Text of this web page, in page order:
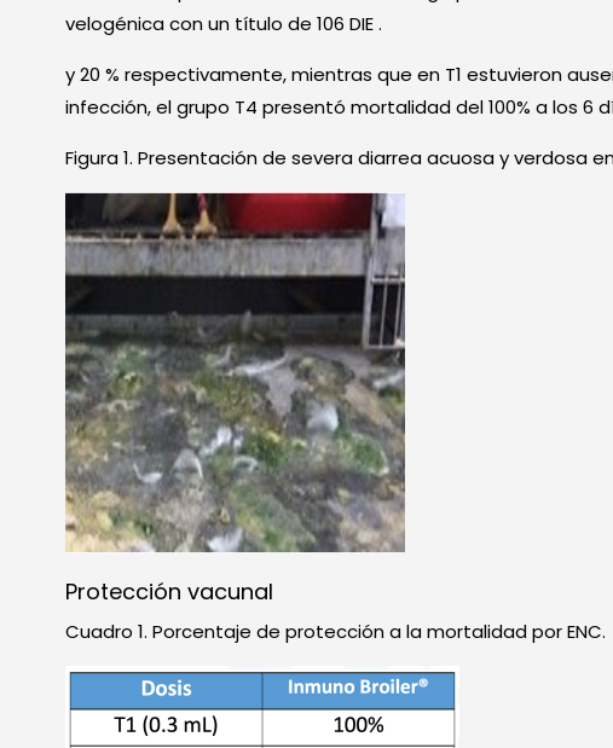
velogénica con un título de 106 DIE .
y 20 % respectivamente, mientras que en T1 estuvieron
infección, el grupo T4 presentó mortalidad del 100% a los
Figura 1. Presentación de severa diarrea acuosa y verdosa
Protección vacunal
Cuadro 1. Porcentaje de protección a la mortalidad por ENC.